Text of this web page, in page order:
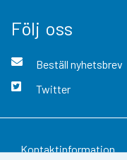
Följ oss
Beställ nyhetsbrev
Twitter
Kontaktinformation